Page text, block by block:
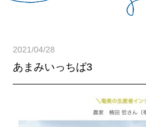
2021/04/28
あまみいっちば3